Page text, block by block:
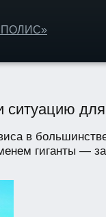
ситуацию
в
гиганты —